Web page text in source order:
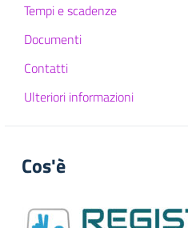
Tempi e scadenze
Documenti
Contatti
Ulteriori informazioni
Cos'è